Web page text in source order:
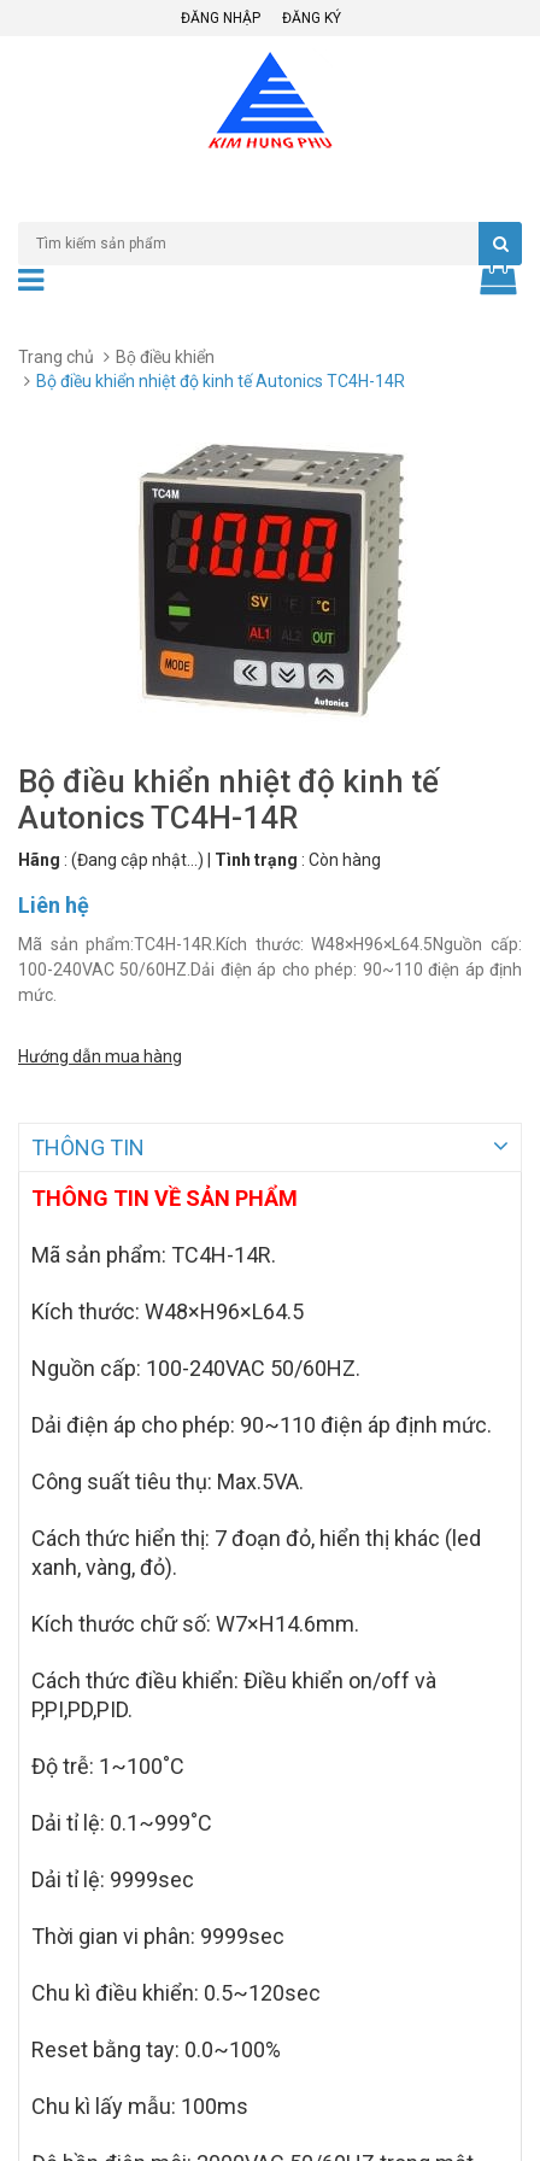
ĐĂNG NHẬP ĐĂNG KÝ
Trang chủ
Bộ điều khiển
Bộ điều khiển nhiệt độ kinh tế Autonics TC4H-14R
Bộ điều khiển nhiệt độ kinh tế
Autonics TC4H-14R
Hãng : (Đang cập nhật...) Tình trạng : Còn hàng
Liên hệ
Mã sản phẩm:TC4H-14R.Kích thước: W48×H96×L64.5Nguồn cấp:
100-240VAC 50/60HZ.Dải điện áp cho phép: 90~110 điện áp định
mức.
Hướng dẫn mua hàng
THÔNG TIN
THÔNG TIN VỀ SẢN PHẨM
Mã sản phẩm: TC4H-14R.
Kích thước: W48×H96×L64.5
Nguồn cấp: 100-240VAC 50/60HZ.
Dải điện áp cho phép: 90~110 điện áp định mức.
Công suất tiêu thụ: Max.5VA.
Cách thức hiển thị: 7 đoạn đỏ, hiển thị khác (led
xanh, vàng, đỏ).
Kích thước chữ số: W7×H14.6mm.
Cách thức điều khiển: Điều khiển on/off và
P,PI,PD,PID.
Độ trễ: 1~100˚C
Dải tỉ lệ: 0.1~999˚C
Dải tỉ lệ: 9999sec
Thời gian vi phân: 9999sec
Chu kì điều khiển: 0.5~120sec
Reset bằng tay: 0.0~100%
Chu kì lấy mẫu: 100ms